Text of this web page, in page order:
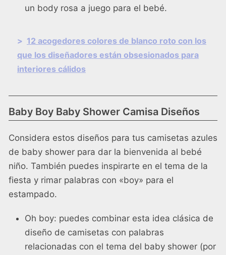
un body rosa a juego para el bebé.
> 12 acogedores colores de blanco roto con los
que los diseñadores están obsesionados para
interiores cálidos
Baby Boy Baby Shower Camisa Diseños
Considera estos diseños para tus camisetas azules
de baby shower para dar la bienvenida al bebé
niño. También puedes inspirarte en el tema de la
fiesta y rimar palabras con «boy» para el
estampado.
Oh boy: puedes combinar esta idea clásica de
diseño de camisetas con palabras
relacionadas con el tema del baby shower (por